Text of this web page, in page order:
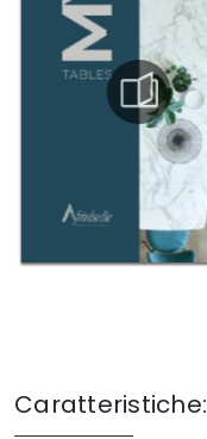
Caratteristiche: